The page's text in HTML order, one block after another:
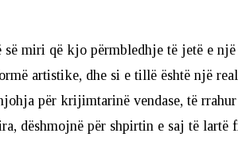
miri që kjo përmbledhje të jetë e
artistike, dhe si e tillë është një
për krijimtarinë vendase, të
dëshmojnë për shpirtin e saj të lartë